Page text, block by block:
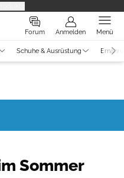
Forum Anmelden Menü
Schuhe & Ausrüstung
Sommer